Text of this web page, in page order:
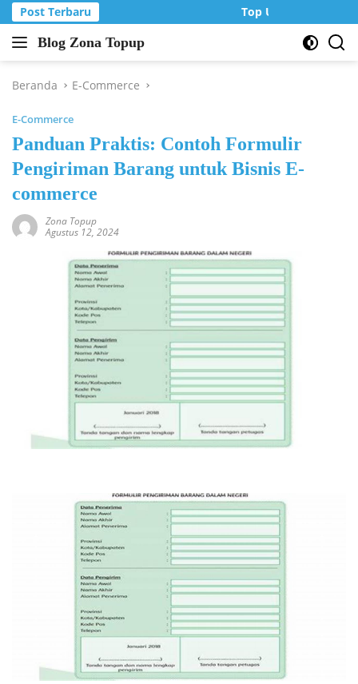
Langsung
ke
konten
Post Terbaru Top Up Murah di
Blog Zona Topup
Tips
Trik
game
online
Beranda E-Commerce
E-Commerce
Panduan Praktis: Contoh Formulir
Pengiriman Barang untuk Bisnis E-
commerce
Zona Topup
Agustus 12, 2024